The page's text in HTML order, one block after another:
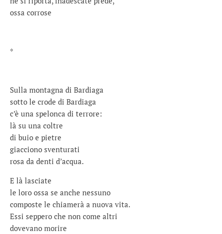
ossa corrose
*
Sulla montagna di Bardiaga
sotto le crode di Bardiaga
c’è una spelonca di terrore:
là su una coltre
di buio e pietre
giacciono sventurati
rosa da denti d’acqua.
E là lasciate
le loro ossa se anche nessuno
composte le chiamerà a nuova vita.
Essi seppero che non come altri
dovevano morire